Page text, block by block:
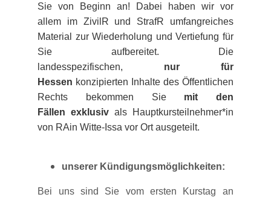
Sie von Beginn an! Dabei haben wir vor
allem im ZivilR und StrafR umfangreiches
Material zur Wiederholung und Vertiefung für
Sie aufbereitet. Die
landesspezifischen, nur für
Hessen konzipierten Inhalte des Öffentlichen
Rechts bekommen Sie mit den
Fällen exklusiv als Hauptkursteilnehmer*in
von RAin Witte-Issa vor Ort ausgeteilt.
unserer Kündigungsmöglichkeiten:
Bei uns sind Sie vom ersten Kurstag an